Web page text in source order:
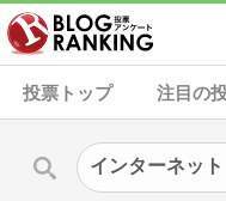
投票トップ 注目の
インターネッ